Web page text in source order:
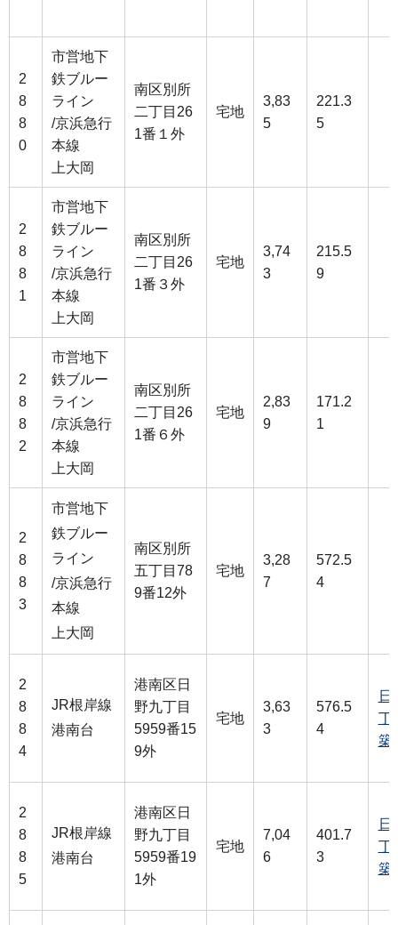
2
8
8
0
市営地下
鉄ブルー
ライン
/京浜急行
本線
上大岡
南区別所
二丁目26
1番１外
宅地
3,83
5
221.3
5
2
8
8
1
市営地下
鉄ブルー
ライン
/京浜急行
本線
上大岡
南区別所
二丁目26
1番３外
宅地
3,74
3
215.5
9
2
8
8
2
市営地下
鉄ブルー
ライン
/京浜急行
本線
上大岡
南区別所
二丁目26
1番６外
宅地
2,83
9
171.2
1
2
8
8
3
市営地下
鉄ブルー
ライン
/京浜急行
本線
上大岡
南区別所
五丁目78
9番12外
宅地
3,28
7
572.5
4
2
8
8
4
JR根岸線
港南台
港南区日
野九丁目
5959番15
9外
宅地
3,63
3
576.5
4
日
丁
築
2
8
8
5
JR根岸線
港南台
港南区日
野九丁目
5959番19
1外
宅地
7,04
6
401.7
3
日
丁
築